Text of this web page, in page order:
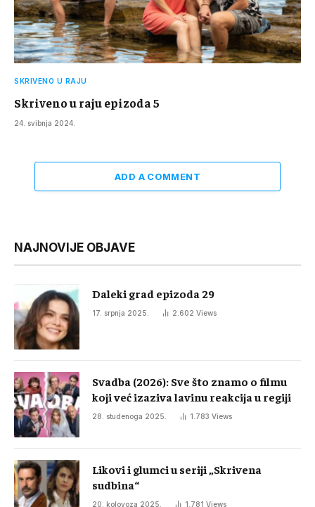
SKRIVENO U RAJU
Skriveno u raju epizoda 5
24. svibnja 2024.
ADD A COMMENT
NAJNOVIJE OBJAVE
Daleki grad epizoda 29
17. srpnja 2025. 2.602 Views
Svadba (2026): Sve što znamo o filmu
koji već izaziva lavinu reakcija u regiji
28. studenoga 2025. 1.783 Views
Likovi i glumci u seriji „Skrivena
sudbina“
20. kolovoza 2025. 1.781 Views